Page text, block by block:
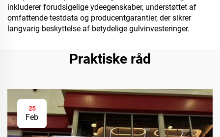
inkluderer forudsigelige ydeegenskaber, understøttet af
omfattende testdata og producentgarantier, der sikrer
langvarig beskyttelse af betydelige gulvinvesteringer.
Praktiske råd
25
Feb